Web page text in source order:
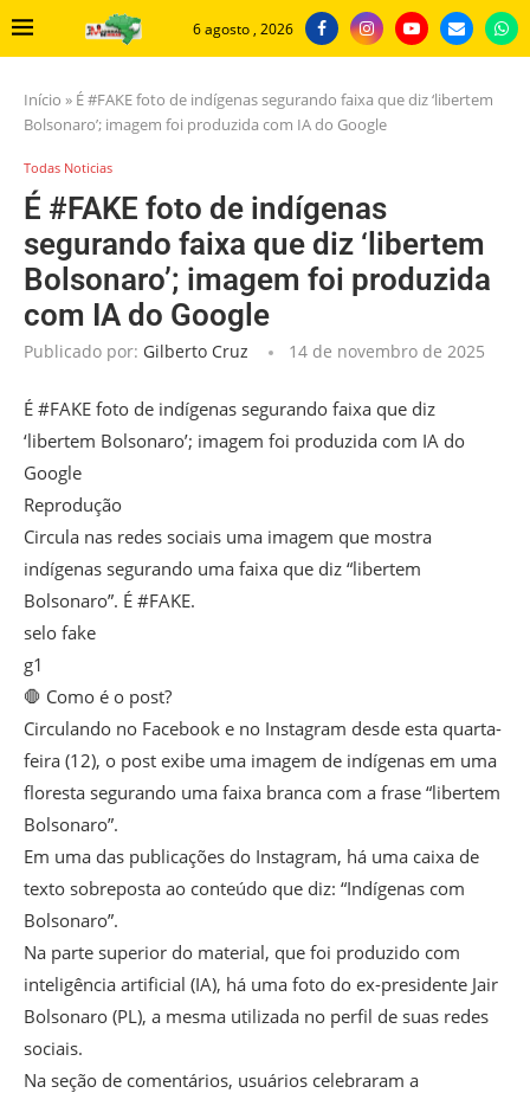
6 agosto , 2026
Início » É #FAKE foto de indígenas segurando faixa que diz ‘libertem
Bolsonaro’; imagem foi produzida com IA do Google
Todas Noticias
É #FAKE foto de indígenas
segurando faixa que diz ‘libertem
Bolsonaro’; imagem foi produzida
com IA do Google
Publicado por: Gilberto Cruz 14 de novembro de 2025
É #FAKE foto de indígenas segurando faixa que diz
‘libertem Bolsonaro’; imagem foi produzida com IA do
Google
Reprodução
Circula nas redes sociais uma imagem que mostra
indígenas segurando uma faixa que diz “libertem
Bolsonaro”. É #FAKE.
selo fake
g1
🛑 Como é o post?
Circulando no Facebook e no Instagram desde esta quarta-
feira (12), o post exibe uma imagem de indígenas em uma
floresta segurando uma faixa branca com a frase “libertem
Bolsonaro”.
Em uma das publicações do Instagram, há uma caixa de
texto sobreposta ao conteúdo que diz: “Indígenas com
Bolsonaro”.
Na parte superior do material, que foi produzido com
inteligência artificial (IA), há uma foto do ex-presidente Jair
Bolsonaro (PL), a mesma utilizada no perfil de suas redes
sociais.
Na seção de comentários, usuários celebraram a